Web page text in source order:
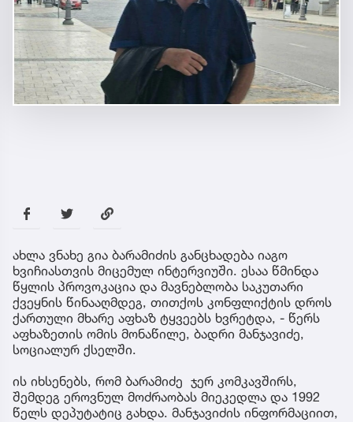
ახლა ვნახე გია ბარამიძის განცხადება იაგო
ხვიჩიასთვის მიცემულ ინტერვიუში. ესაა წმინდა
წყლის პროვოკაცია და მავნებლობა საკუთარი
ქვეყნის წინააღმდეგ, თითქოს კონფლიქტის დროს
ქართული მხარე აფხაზ ტყვეებს ხვრეტდა, - წერს
აფხაზეთის ომის მონაწილე, ბადრი მანჯავიძე,
სოციალურ ქსელში.
ის იხსენებს, რომ ბარამიძე ჯერ კომკავშირს,
შემდეგ ეროვნულ მოძრაობას მიეკედლა და 1992
წელს დეპუტატიც გახდა. მანჯავიძის ინფორმაციით,